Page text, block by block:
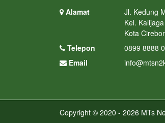
Alamat
Jl. Kedung
Kel.
Kota
Telepon
0899 8888
Email
Copyright © 2020 - 2026 MTs